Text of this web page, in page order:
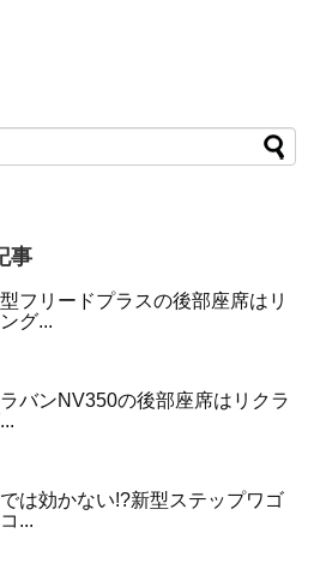
事
フリードプラスの後部座席はリ
グ...
バンNV350の後部座席はリクラ
は効かない!?新型ステップワゴ
...